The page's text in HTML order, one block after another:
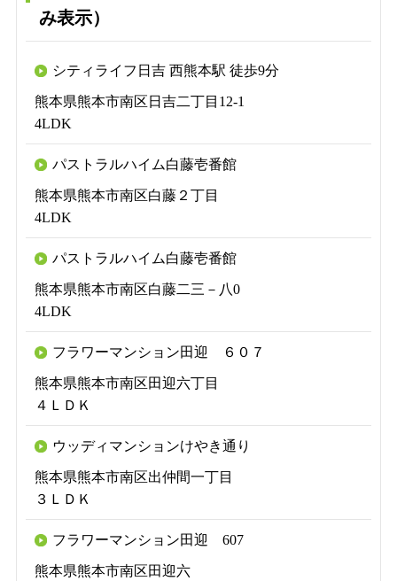
み表示）
シティライフ日吉 西熊本駅 徒歩9分
熊本県熊本市南区日吉二丁目12-1
4LDK
パストラルハイム白藤壱番館
熊本県熊本市南区白藤２丁目
4LDK
パストラルハイム白藤壱番館
熊本県熊本市南区白藤二三－八0
4LDK
フラワーマンション田迎 ６０７
熊本県熊本市南区田迎六丁目
４ＬＤＫ
ウッディマンションけやき通り
熊本県熊本市南区出仲間一丁目
３ＬＤＫ
フラワーマンション田迎 607
熊本県熊本市南区田迎六